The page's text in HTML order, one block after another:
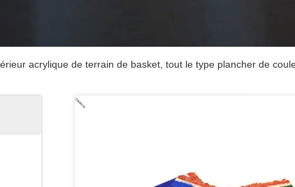
acrylique de terrain de basket, tout le type plancher de